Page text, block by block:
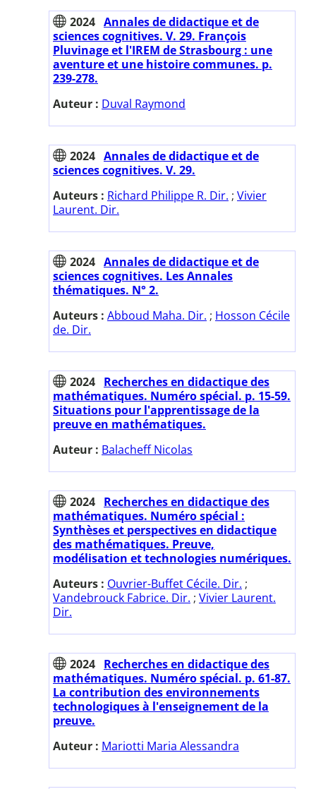
2024 Annales de didactique et de
sciences cognitives. V. 29. François
Pluvinage et l'IREM de Strasbourg : une
aventure et une histoire communes. p.
239-278.
Auteur : Duval Raymond
2024 Annales de didactique et de
sciences cognitives. V. 29.
Auteurs : Richard Philippe R. Dir. ; Vivier
Laurent. Dir.
2024 Annales de didactique et de
sciences cognitives. Les Annales
thématiques. N° 2.
Auteurs : Abboud Maha. Dir. ; Hosson Cécile
de. Dir.
2024 Recherches en didactique des
mathématiques. Numéro spécial. p. 15-59.
Situations pour l'apprentissage de la
preuve en mathématiques.
Auteur : Balacheff Nicolas
2024 Recherches en didactique des
mathématiques. Numéro spécial :
Synthèses et perspectives en didactique
des mathématiques. Preuve,
modélisation et technologies numériques.
Auteurs : Ouvrier-Buffet Cécile. Dir. ;
Vandebrouck Fabrice. Dir. ; Vivier Laurent.
Dir.
2024 Recherches en didactique des
mathématiques. Numéro spécial. p. 61-87.
La contribution des environnements
technologiques à l'enseignement de la
preuve.
Auteur : Mariotti Maria Alessandra